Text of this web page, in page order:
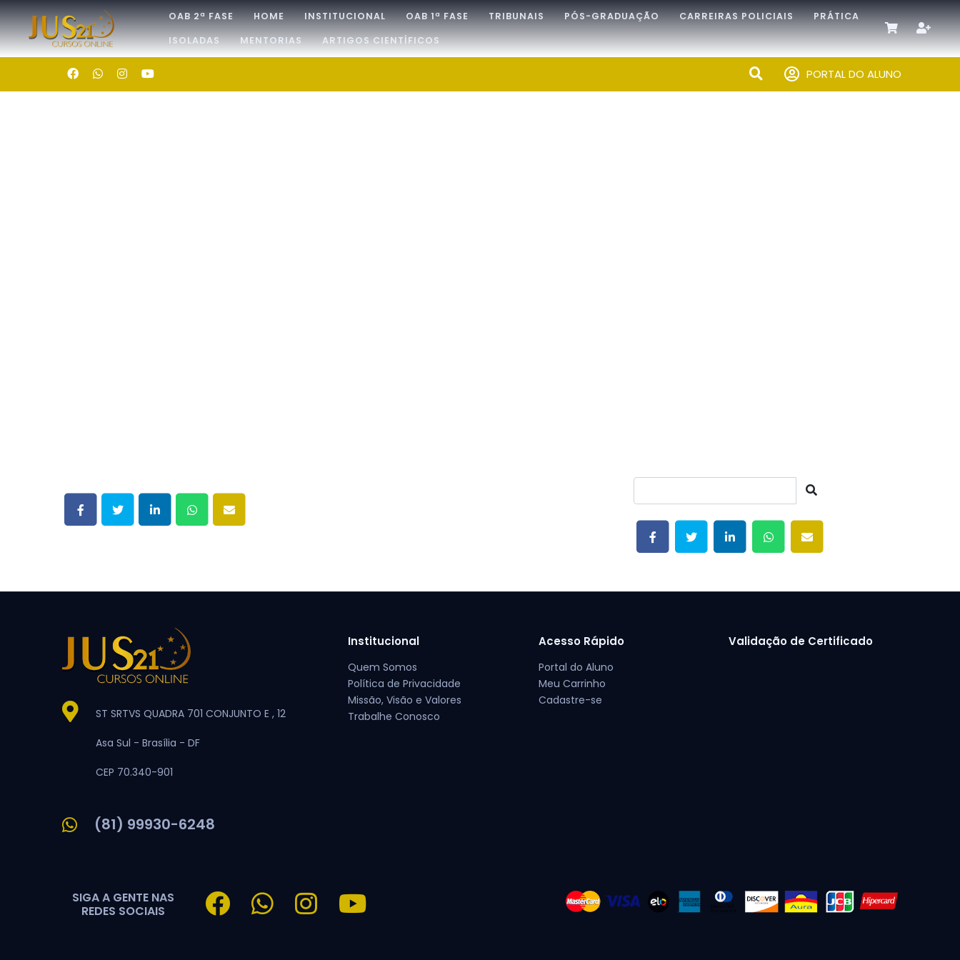
PORTAL DO ALUNO
OAB 2ª FASE HOME INSTITUCIONAL OAB 1ª FASE TRIBUNAIS PÓS-GRADUAÇÃO CARREIRAS POLICIAIS
PRÁTICA
ISOLADAS
MENTORIAS ARTIGOS CIENTÍFICOS
ST SRTVS QUADRA 701 CONJUNTO E , 12
Asa Sul - Brasília - DF
CEP 70.340-901
(81) 99930-6248
Institucional
Quem Somos
Política de Privacidade
Missão, Visão e Valores
Trabalhe Conosco
Acesso Rápido
Portal do Aluno
Meu Carrinho
Cadastre-se
Validação de Certificado
SIGA A GENTE NAS
REDES SOCIAIS